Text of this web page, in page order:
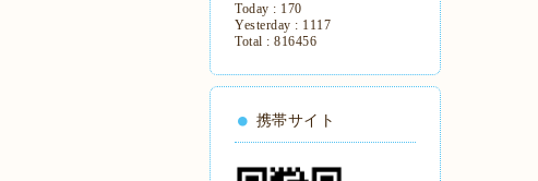
Today : 170
Yesterday : 1117
Total : 816456
携帯サイト